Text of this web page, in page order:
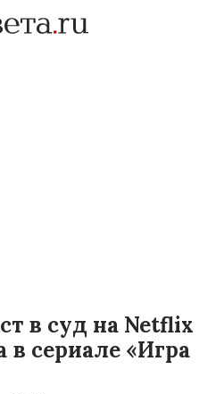
в суд на Netflix
в сериале «Игра